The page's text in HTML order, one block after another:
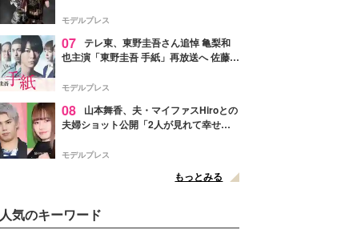
リリースへ
モデルプレス
07 テレ東、東野圭吾さん追悼 亀梨和
也主演「東野圭吾 手紙」再放送へ 佐藤隆
モデルプレス
08
山本舞香、夫・マイファスHiroとの
夫婦ショット公開「2人が見れて幸せ」
モデルプレス
もっとみる
人気のキーワード